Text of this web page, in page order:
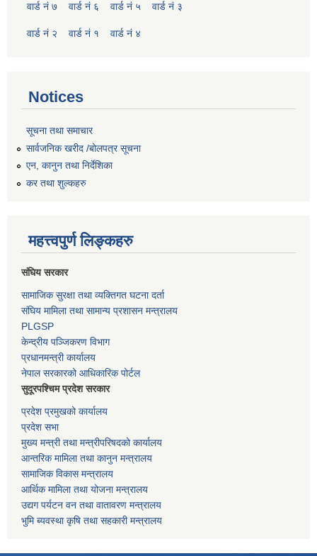
वार्ड नं ७ वार्ड नं ६ वार्ड नं ५ वार्ड नं ३
वार्ड नं २ वार्ड नं १ वार्ड नं ४
Notices
सूचना तथा समाचार
सार्वजनिक खरीद /बोलपत्र सूचना
एन, कानुन तथा निर्देशिका
कर तथा शुल्कहरु
महत्त्वपुर्ण लिङ्कहरु
संघिय सरकार
सामाजिक सुरक्षा तथा व्यक्तिगत घटना दर्ता
संघिय मामिला तथा सामान्य प्रशासन मन्त्रालय
PLGSP
केन्द्रीय पञ्जिकरण विभाग
प्रधानमन्त्री कार्यालय
नेपाल सरकारको आधिकारिक पोर्टल
सुदूरपश्चिम प्रदेश सरकार
प्रदेश प्रमुखको कार्यालय
प्रदेश सभा
मुख्य मन्त्री तथा मन्त्रीपरिषदको कार्यालय
आन्तरिक मामिला तथा कानुन मन्त्रालय
सामाजिक विकास मन्त्रालय
आर्थिक मामिला तथा योजना मन्त्रालय
उद्यग पर्यटन वन तथा वातावरण मन्त्रालय
भुमि ब्यवस्था कृषि तथा सहकारी मन्त्रालय